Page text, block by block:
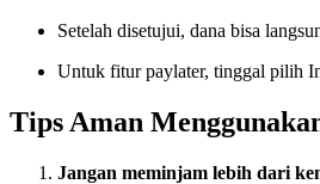
Setelah disetujui, dana bisa
Untuk fitur paylater, tinggal pilih
Tips Aman
Jangan meminjam lebih dari